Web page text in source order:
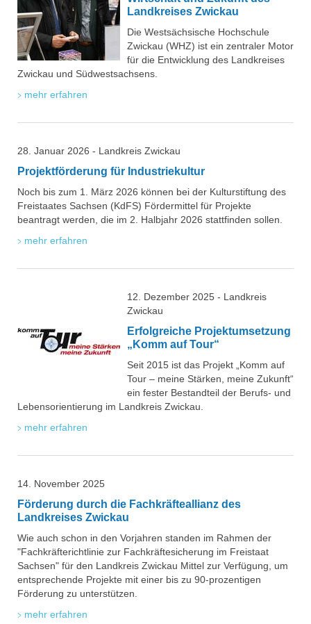
Landkreises Zwickau
Die Westsächsische Hochschule
Zwickau (WHZ) ist ein zentraler Motor
für die Entwicklung des Landkreises
Zwickau und Südwestsachsens.
mehr erfahren
28. Januar 2026 - Landkreis Zwickau
Projektförderung für Industriekultur
Noch bis zum 1. März 2026 können bei der Kulturstiftung des
Freistaates Sachsen (KdFS) Fördermittel für Projekte
beantragt werden, die im 2. Halbjahr 2026 stattfinden sollen.
mehr erfahren
12. Dezember 2025 - Landkreis
Zwickau
Erfolgreiche Projektumsetzung
„Komm auf Tour“
Seit 2015 ist das Projekt „Komm auf
Tour – meine Stärken, meine Zukunft“
ein fester Bestandteil der Berufs- und
Lebensorientierung im Landkreis Zwickau.
mehr erfahren
14. November 2025
Förderung durch die Fachkräfteallianz des
Landkreises Zwickau
Wie auch schon in den Vorjahren standen im Rahmen der
"Fachkräfterichtlinie zur Fachkräftesicherung im Freistaat
Sachsen" für den Landkreis Zwickau Mittel zur Verfügung, um
entsprechende Projekte mit einer bis zu 90-prozentigen
Förderung zu unterstützen.
mehr erfahren